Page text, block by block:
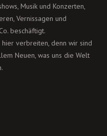
Musik und Konzerten,
Vernissagen und
beschäftigt.
verbreiten, denn wir sind
Neuen, was uns die Welt